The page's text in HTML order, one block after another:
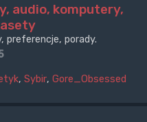
audio, komputery,
preferencje, porady.
, Sybir, Gore_Obsessed